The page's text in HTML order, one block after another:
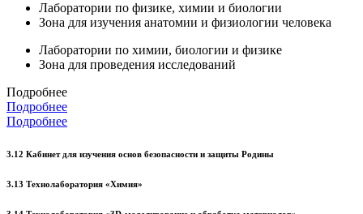
Лаборатории по физике, химии и биологии
Зона для изучения анатомии и физиологии человека
Лаборатории по химии, биологии и физике
Зона для проведения исследований
Подробнее
Подробнее
Подробнее
3.12 Кабинет для изучения основ безопасности и защиты Родины
3.13 Технолаборатория «Химия»